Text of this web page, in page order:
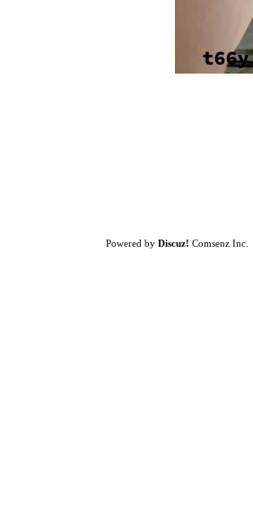
Powered by Discuz! Comsenz Inc.